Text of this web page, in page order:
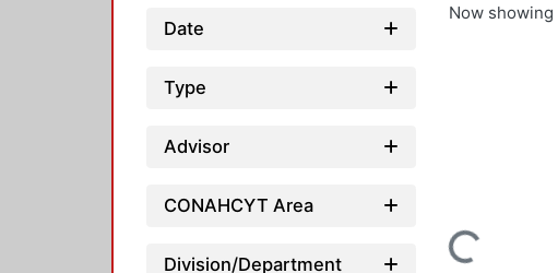
Date
Type
Advisor
CONAHCYT Area
Division/Department
Now showing
Loading...